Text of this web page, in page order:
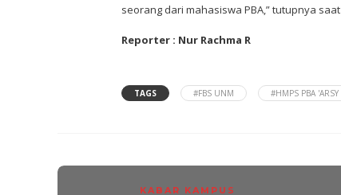
seorang dari mahasiswa PBA,” tutupnya
Reporter : Nur Rachma R
TAGS #FBS UNM #HMPS PBA 'ARSY
KABAR KAMPUS